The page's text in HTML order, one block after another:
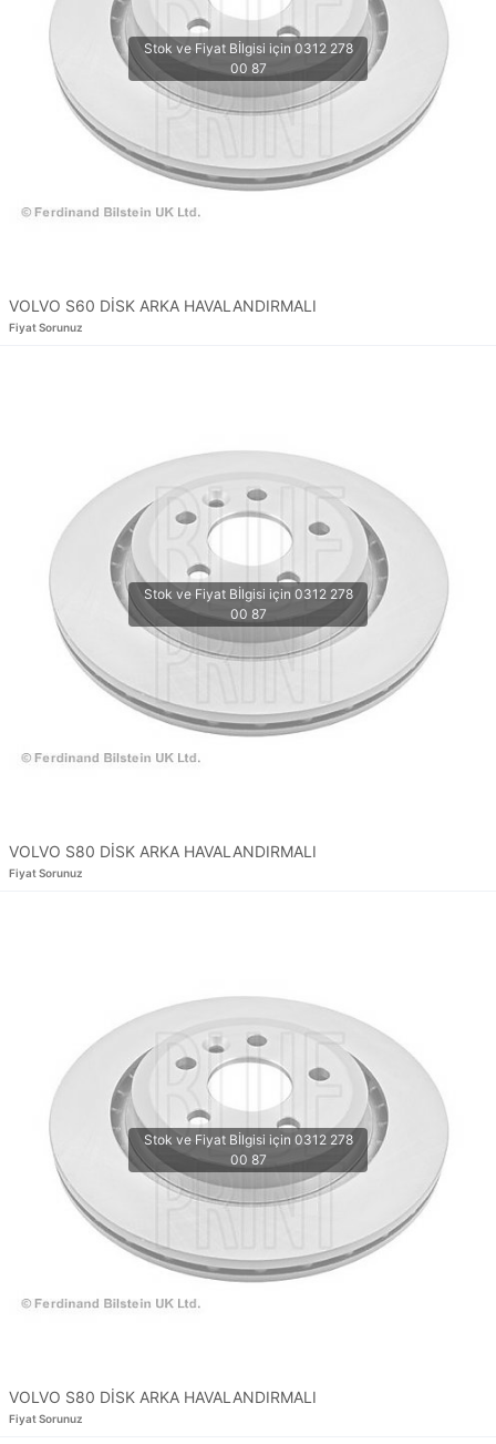
VOLVO S60 DİSK ARKA HAVALANDIRMALI
Fiyat Sorunuz
VOLVO S80 DİSK ARKA HAVALANDIRMALI
Fiyat Sorunuz
VOLVO S80 DİSK ARKA HAVALANDIRMALI
Fiyat Sorunuz